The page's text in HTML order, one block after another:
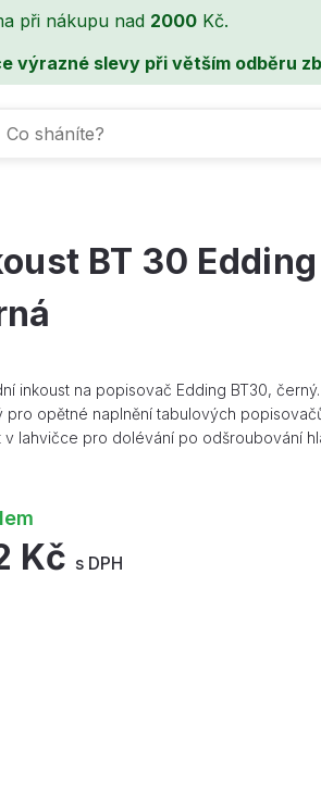
při nákupu nad 2000 Kč.
výrazné slevy při větším odběru
BT 30
inkoust na popisovač Edding BT30,
pro opětné naplnění tabulových
v lahvičce pro dolévání po odšroubování
Kč s DPH